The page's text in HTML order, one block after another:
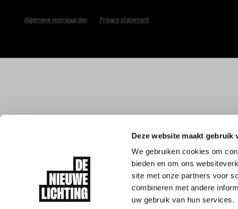
Deze website maakt gebruik
We gebruiken cookies om
bieden en om ons
site met onze partners voor
combineren met andere
uw gebruik van hun services.
Algemene voorwaarden Privacy statement